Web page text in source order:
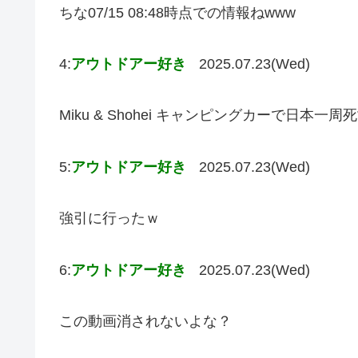
ちな07/15 08:48時点での情報ねwww
4:アウトドアー好き 2025.07.23(Wed)
Miku & Shohei キャンピングカーで日本一周
5:アウトドアー好き 2025.07.23(Wed)
強引に行ったｗ
6:アウトドアー好き 2025.07.23(Wed)
この動画消されないよな？